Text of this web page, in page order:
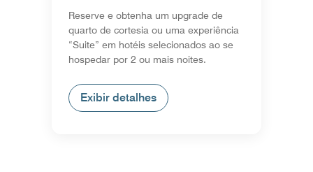
Reserve e obtenha um upgrade de
quarto de cortesia ou uma experiência
“Suite” em hotéis selecionados ao se
hospedar por 2 ou mais noites.
Exibir detalhes